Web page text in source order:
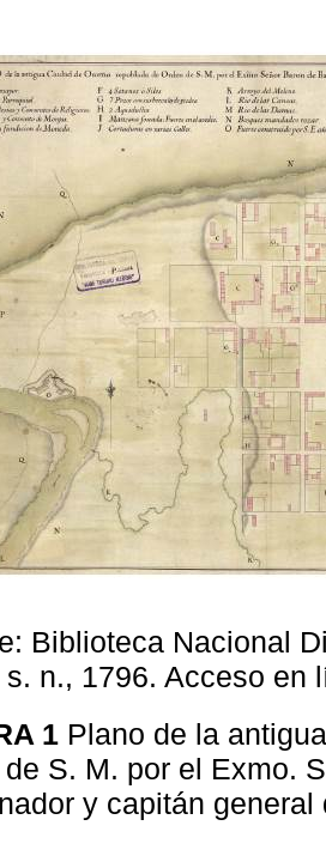
Biblioteca Nacional
s. n., 1796. Acceso en
1 Plano de la
S. M. por el Exmo.
y capitán